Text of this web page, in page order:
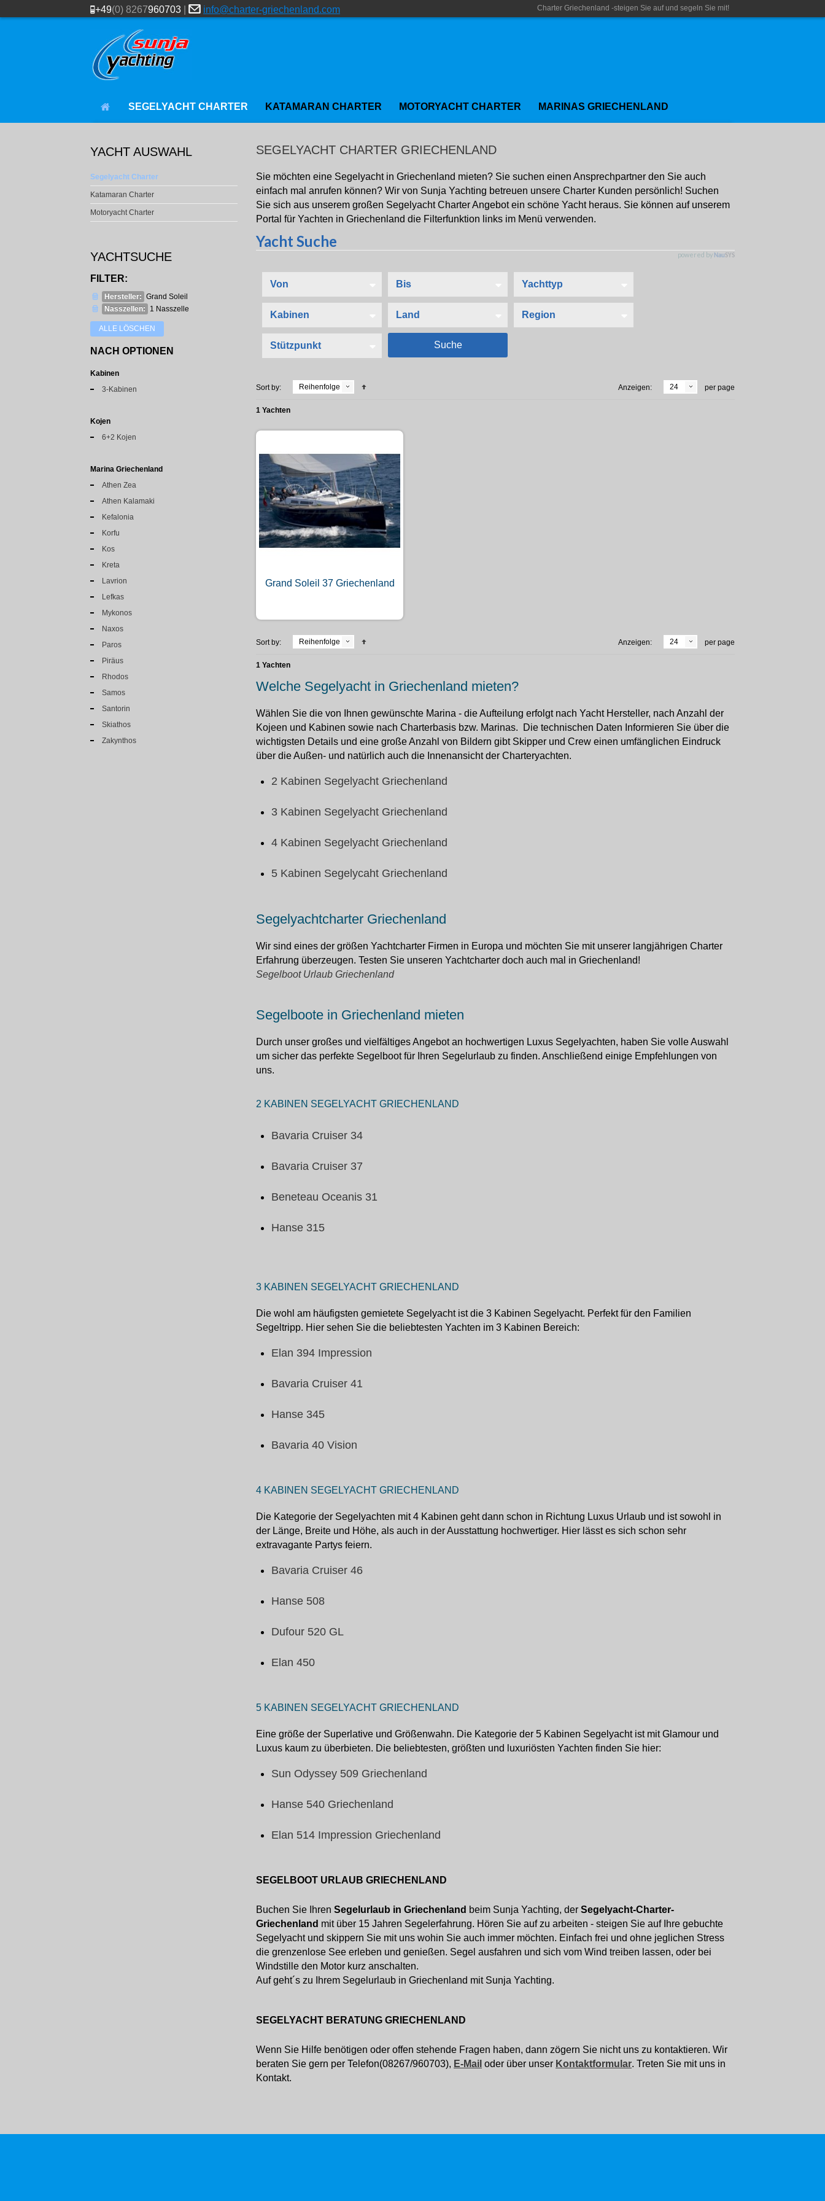
+49(0) 8267960703 info@charter-griechenland.com Charter Griechenland -steigen Sie auf und segeln Sie mit!
SEGELYACHT CHARTER KATAMARAN CHARTER MOTORYACHT CHARTER MARINAS GRIECHENLAND
SEGELYACHT CHARTER GRIECHENLAND
Sie möchten eine Segelyacht in Griechenland mieten? Sie suchen einen Ansprechpartner den Sie auch
einfach mal anrufen können? Wir von Sunja Yachting betreuen unsere Charter Kunden persönlich! Suchen
Sie sich aus unserem großen Segelyacht Charter Angebot ein schöne Yacht heraus. Sie können auf unserem
Portal für Yachten in Griechenland die Filterfunktion links im Menü verwenden.
Sort by: Reihenfolge Anzeigen: 24 per page
1 Yachten
Grand Soleil 37 Griechenland
Sort by: Reihenfolge Anzeigen: 24 per page
1 Yachten
Welche Segelyacht in Griechenland mieten?
Wählen Sie die von Ihnen gewünschte Marina - die Aufteilung erfolgt nach Yacht Hersteller, nach Anzahl der
Kojeen und Kabinen sowie nach Charterbasis bzw. Marinas. Die technischen Daten Informieren Sie über die
wichtigsten Details und eine große Anzahl von Bildern gibt Skipper und Crew einen umfänglichen Eindruck
über die Außen- und natürlich auch die Innenansicht der Charteryachten.
2 Kabinen Segelyacht Griechenland
3 Kabinen Segelyacht Griechenland
4 Kabinen Segelyacht Griechenland
5 Kabinen Segelycaht Griechenland
Segelyachtcharter Griechenland
Wir sind eines der größen Yachtcharter Firmen in Europa und möchten Sie mit unserer langjährigen Charter
Erfahrung überzeugen. Testen Sie unseren Yachtcharter doch auch mal in Griechenland!
Segelboot Urlaub Griechenland
Segelboote in Griechenland mieten
Durch unser großes und vielfältiges Angebot an hochwertigen Luxus Segelyachten, haben Sie volle Auswahl
um sicher das perfekte Segelboot für Ihren Segelurlaub zu finden. Anschließend einige Empfehlungen von
uns.
2 KABINEN SEGELYACHT GRIECHENLAND
Bavaria Cruiser 34
Bavaria Cruiser 37
Beneteau Oceanis 31
Hanse 315
3 KABINEN SEGELYACHT GRIECHENLAND
Die wohl am häufigsten gemietete Segelyacht ist die 3 Kabinen Segelyacht. Perfekt für den Familien
Segeltripp. Hier sehen Sie die beliebtesten Yachten im 3 Kabinen Bereich:
Elan 394 Impression
Bavaria Cruiser 41
Hanse 345
Bavaria 40 Vision
4 KABINEN SEGELYACHT GRIECHENLAND
Die Kategorie der Segelyachten mit 4 Kabinen geht dann schon in Richtung Luxus Urlaub und ist sowohl in
der Länge, Breite und Höhe, als auch in der Ausstattung hochwertiger. Hier lässt es sich schon sehr
extravagante Partys feiern.
Bavaria Cruiser 46
Hanse 508
Dufour 520 GL
Elan 450
5 KABINEN SEGELYACHT GRIECHENLAND
Eine größe der Superlative und Größenwahn. Die Kategorie der 5 Kabinen Segelyacht ist mit Glamour und
Luxus kaum zu überbieten. Die beliebtesten, größten und luxuriösten Yachten finden Sie hier:
Sun Odyssey 509 Griechenland
Hanse 540 Griechenland
Elan 514 Impression Griechenland
SEGELBOOT URLAUB GRIECHENLAND
Buchen Sie Ihren Segelurlaub in Griechenland beim Sunja Yachting, der Segelyacht-Charter-
Griechenland mit über 15 Jahren Segelerfahrung. Hören Sie auf zu arbeiten - steigen Sie auf Ihre gebuchte
Segelyacht und skippern Sie mit uns wohin Sie auch immer möchten. Einfach frei und ohne jeglichen Stress
die grenzenlose See erleben und genießen. Segel ausfahren und sich vom Wind treiben lassen, oder bei
Windstille den Motor kurz anschalten.
Auf geht´s zu Ihrem Segelurlaub in Griechenland mit Sunja Yachting.
SEGELYACHT BERATUNG GRIECHENLAND
Wenn Sie Hilfe benötigen oder offen stehende Fragen haben, dann zögern Sie nicht uns zu kontaktieren. Wir
beraten Sie gern per Telefon(08267/960703), E-Mail oder über unser Kontaktformular. Treten Sie mit uns in
Kontakt.
YACHT AUSWAHL
Segelyacht Charter
Katamaran Charter
Motoryacht Charter
YACHTSUCHE
FILTER:
Hersteller: Grand Soleil
Nasszellen:
1 Nasszelle
ALLE LÖSCHEN
NACH OPTIONEN
Kabinen
3-Kabinen
Kojen
6+2 Kojen
Marina Griechenland
Athen Zea
Athen Kalamaki
Kefalonia
Korfu
Kos
Kreta
Lavrion
Lefkas
Mykonos
Naxos
Paros
Piräus
Rhodos
Samos
Santorin
Skiathos
Zakynthos